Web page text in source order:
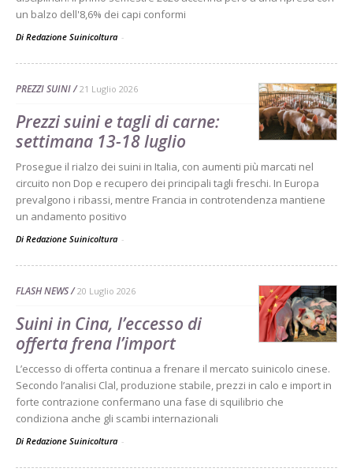
un balzo dell'8,6% dei capi conformi
Di Redazione Suinicoltura -
PREZZI SUINI 21 Luglio 2026
Prezzi suini e tagli di carne:
settimana 13-18 luglio
Prosegue il rialzo dei suini in Italia, con aumenti più marcati nel
circuito non Dop e recupero dei principali tagli freschi. In Europa
prevalgono i ribassi, mentre Francia in controtendenza mantiene
un andamento positivo
Di Redazione Suinicoltura -
FLASH NEWS 20 Luglio 2026
Suini in Cina, l’eccesso di
offerta frena l’import
L’eccesso di offerta continua a frenare il mercato suinicolo cinese.
Secondo l’analisi Clal, produzione stabile, prezzi in calo e import in
forte contrazione confermano una fase di squilibrio che
condiziona anche gli scambi internazionali
Di Redazione Suinicoltura -